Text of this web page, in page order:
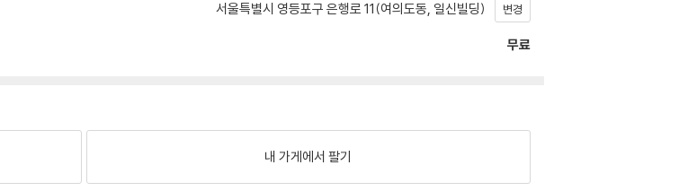
서울특별시 영등포구 은행로 11(여의도동, 일신빌딩) 변경
무료
내 가게에서 팔기